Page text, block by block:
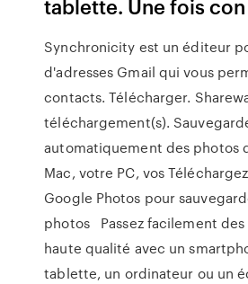
tablette. Une fois con
Synchronicity est un éditeur
d'adresses Gmail qui vous
contacts. Télécharger.
téléchargement(s).
automatiquement des photos
Mac, votre PC, vos
Google Photos pour
photos Passez facilement
haute qualité avec un
tablette, un ordinateur ou un